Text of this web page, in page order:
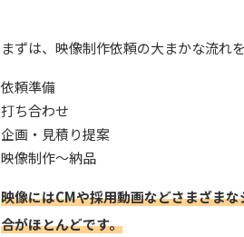
まずは、映像制作依頼の大まかな流れ
依頼準備
打ち合わせ
企画・見積り提案
映像制作～納品
映像にはCMや採用動画などさまざま
合がほとんどです。